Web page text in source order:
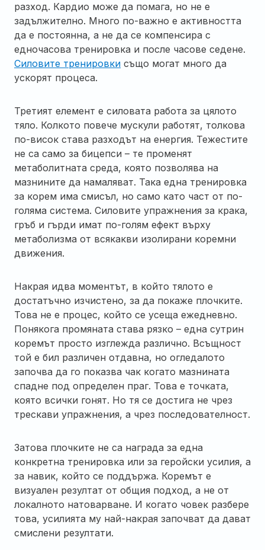
разход. Кардио може да помага, но не е
задължително. Много по-важно е активността
да е постоянна, а не да се компенсира с
едночасова тренировка и после часове седене.
Силовите тренировки също могат много да
ускорят процеса.
Третият елемент е силовата работа за цялото
тяло. Колкото повече мускули работят, толкова
по-висок става разходът на енергия. Тежестите
не са само за бицепси – те променят
метаболитната среда, която позволява на
мазнините да намаляват. Така една тренировка
за корем има смисъл, но само като част от по-
голяма система. Силовите упражнения за крака,
гръб и гърди имат по-голям ефект върху
метаболизма от всякакви изолирани коремни
движения.
Накрая идва моментът, в който тялото е
достатъчно изчистено, за да покаже плочките.
Това не е процес, който се усеща ежедневно.
Понякога промяната става рязко – една сутрин
коремът просто изглежда различно. Всъщност
той е бил различен отдавна, но огледалото
започва да го показва чак когато мазнината
спадне под определен праг. Това е точката,
която всички гонят. Но тя се достига не чрез
трескави упражнения, а чрез последователност.
Затова плочките не са награда за една
конкретна тренировка или за геройски усилия, а
за навик, който се поддържа. Коремът е
визуален резултат от общия подход, а не от
локалното натоварване. И когато човек разбере
това, усилията му най-накрая започват да дават
смислени резултати.